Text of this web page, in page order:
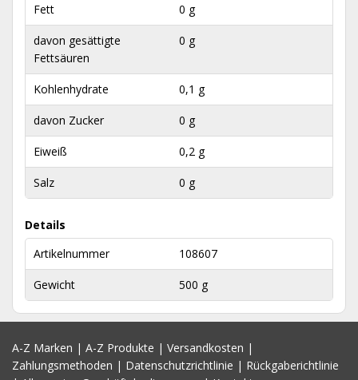
Fett 0 g
davon gesättigte
Fettsäuren
0 g
Kohlenhydrate 0,1 g
davon Zucker 0 g
Eiweiß 0,2 g
Salz 0 g
Details
Artikelnummer
108607
Gewicht 500 g
A-Z Marken | A-Z Produkte | Versandkosten |
Zahlungsmethoden | Datenschutzrichtlinie | Rückgaberichtlinie